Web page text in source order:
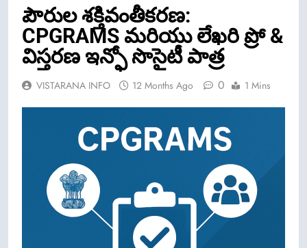
పౌరుల శక్తివంతీకరణ:
CPGRAMS మరియు లేఖరి ప్రో &
విస్తరణ ఇన్ఫో సొసైటీ పాత్ర
VISTARANA INFO 12 Months Ago 0 1 Mins